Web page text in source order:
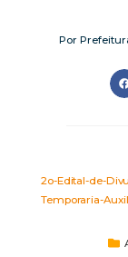
Por
2o-Edital-de-
Temporaria-